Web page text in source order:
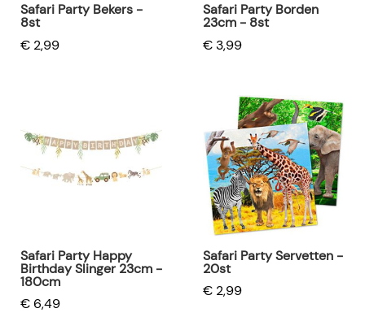
Safari Party Bekers -
8st
€ 2,99
Safari Party Borden
23cm - 8st
€ 3,99
Safari Party Happy
Birthday Slinger 23cm -
180cm
€ 6,49
Safari Party Servetten -
20st
€ 2,99